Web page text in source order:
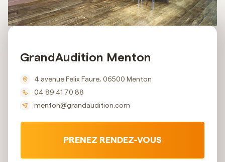
GrandAudition Menton
4 avenue Felix Faure, 06500 Menton
04 89 41 70 88
menton@grandaudition.com
PRENEZ RENDEZ-VOUS